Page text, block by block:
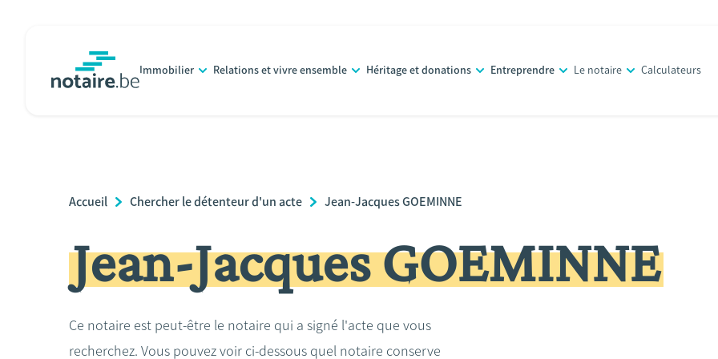
principal
Immobilier Relations et vivre ensemble Héritage et donations Entreprendre Le notaire Calculateurs
Breadcrumb
Accueil Chercher le détenteur d'un acte Jean-Jacques GOEMINNE
Jean-Jacques GOEMINNE
Ce notaire est peut-être le notaire qui a signé l'acte que vous
recherchez. Vous pouvez voir ci-dessous quel notaire conserve